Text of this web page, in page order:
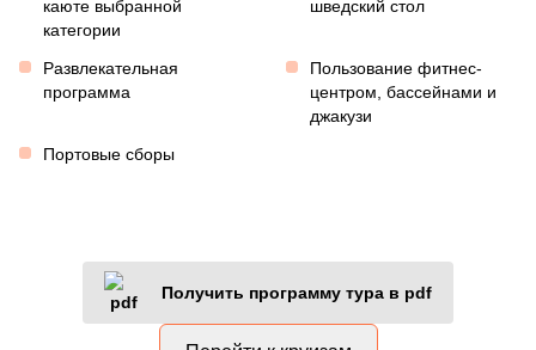
каюте выбранной
категории
шведский стол
Развлекательная
программа
Пользование фитнес-
центром, бассейнами и
джакузи
Портовые сборы
Получить программу тура в pdf